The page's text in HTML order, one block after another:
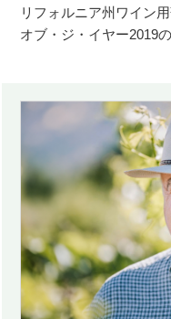
リフォルニア州ワイン
オブ・ジ・イヤー2019